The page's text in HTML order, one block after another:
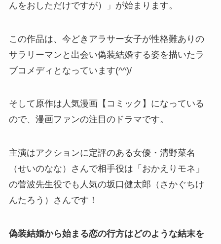
んをおしただけですが）」が始まります。
この作品は、今どきアラサー女子が性格難ありの
サラリーマンと出会い偽装結婚する姿を描いたラ
ブコメディとなっています(^^)/
そして原作は人気漫画【コミック】になっている
ので、漫画ファンの注目のドラマです。
主演はアクションに定評のある女優・清野菜名
（せいのなな）さんで相手役は「おかえりモネ」
の菅波先生役でも人気の坂口健太郎（さかぐちけ
んたろう）さんです！
偽装結婚から始まる恋の行方はどのような結末を